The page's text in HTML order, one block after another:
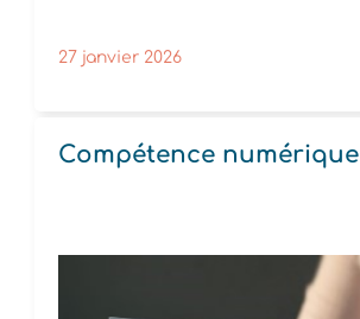
27 janvier 2026
Compétence numérique